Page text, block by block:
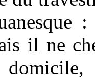
il ne